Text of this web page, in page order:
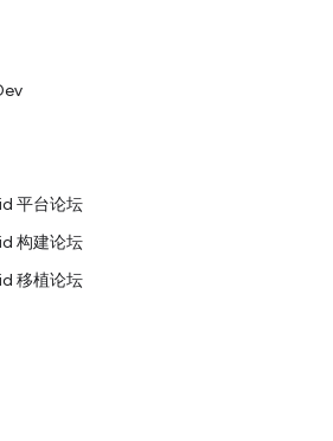
平台论坛
构建论坛
移植论坛